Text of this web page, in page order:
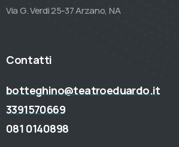
Via G. Verdi 25-37 Arzano, NA
Contatti
botteghino@teatroeduardo.it
3391570669
081 0140898